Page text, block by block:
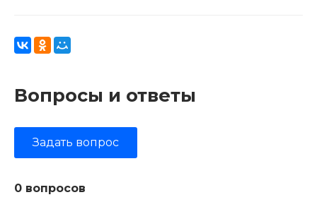
Вопросы и ответы
Задать вопрос
0 вопросов